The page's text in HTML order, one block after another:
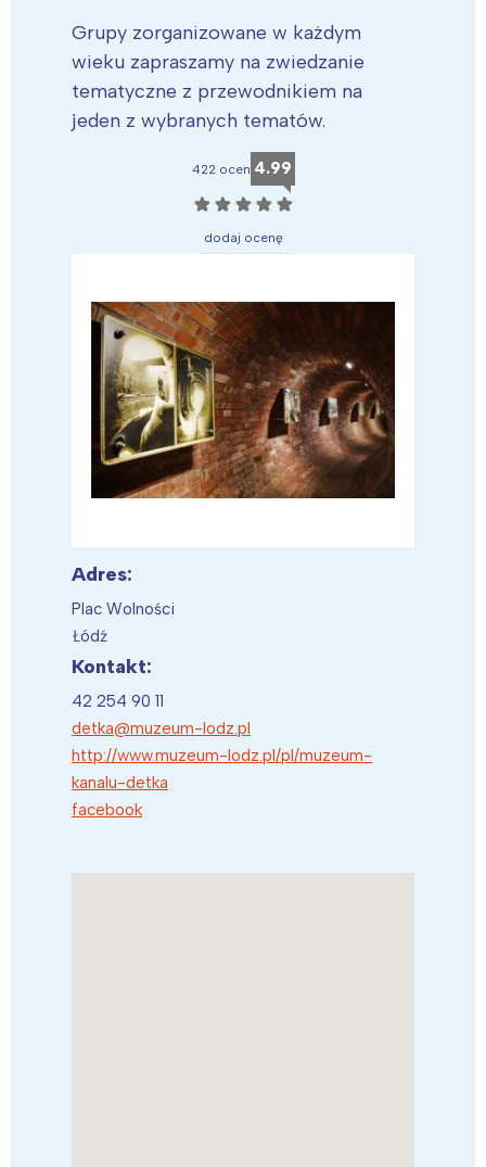
Grupy zorganizowane w każdym
wieku zapraszamy na zwiedzanie
tematyczne z przewodnikiem na
jeden z wybranych tematów.
422 ocen 4.99
☆ ☆ ☆ ☆ ☆
dodaj ocenę
Adres:
Plac Wolności
Łódź
Kontakt:
42 254 90 11
detka@muzeum-lodz.pl
http://www.muzeum-lodz.pl/pl/muzeum-
kanalu-detka
facebook